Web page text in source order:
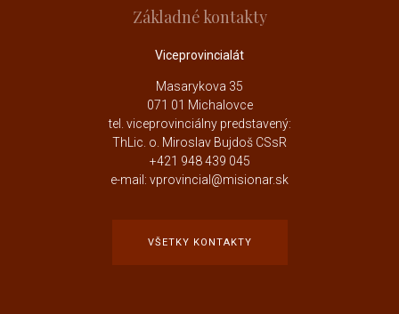
Základné kontakty
Viceprovincialát
Masarykova 35
071 01 Michalovce
tel. viceprovinciálny predstavený:
ThLic. o. Miroslav Bujdoš CSsR
+421 948 439 045
e-mail: vprovincial@misionar.sk
VŠETKY KONTAKTY